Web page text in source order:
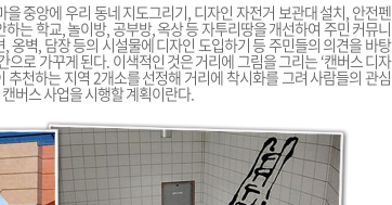
중앙에 우리 동네 지도그리기, 디자인 자전거 보관대 설치, 안전펜
는 학교, 놀이방, 공부방, 옥상 등 자투리땅을 개선하여 주민 커뮤니
벽, 담장 등의 시설물에 디자인 도입하기 등 주민들의 의견을 바탕
로 가꾸게 된다. 이색적인 것은 거리에 그림을 그리는 ‘캔버스 디자
추천하는 지역 2개소를 선정해 거리에 착시화를 그려 사람들의 관심
버스 사업을 시행할 계획이란다.